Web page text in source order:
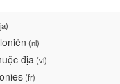
(nl)
địa(vi)
(fr)